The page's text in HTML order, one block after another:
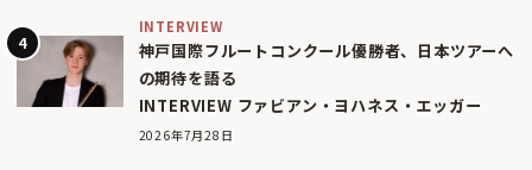
INTERVIEW
神戸国際フルートコンクール優勝者、日本ツアーへ
の期待を語る
INTERVIEW ファビアン・ヨハネス・エッガー
2026年7月28日